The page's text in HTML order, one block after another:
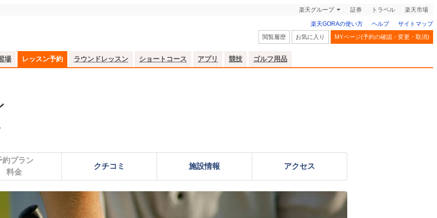
楽天グループ 証券 トラベル 楽天市場
楽天GORAの使い方 ヘルプ
サイトマップ
閲覧履歴
お気に入り MYページ(予約の確認・変更・取消)
場 レッスン予約 ラウンドレッスン ショートコース アプリ 競技 ゴルフ用品
約プラン
料金
クチコミ 施設情報 アクセス